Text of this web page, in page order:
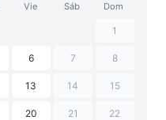
Vie Sáb Dom
1
6 7 8
13 14 15
20 21 22